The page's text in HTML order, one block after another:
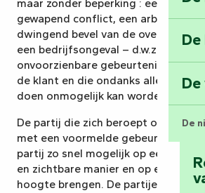
De
maar zonder beperking : een
gewapend conflict, een
dwingend bevel van de overheid,
een bedrijfsongeval – d.w.z. het
onvoorzienbare gebeurtenis,
de klant en die ondanks alle
doen onmogelijk kan worden
De partij die zich beroept op
met een voormelde gebeurtenis
partij zo snel mogelijk op een
en zichtbare manier en op een
hoogte brengen. De partijen